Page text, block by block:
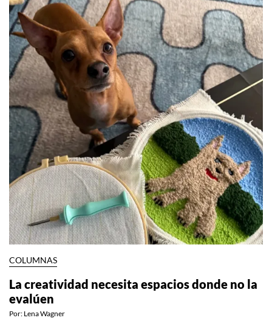
COLUMNAS
La creatividad necesita espacios donde no la
evalúen
Por: Lena Wagner